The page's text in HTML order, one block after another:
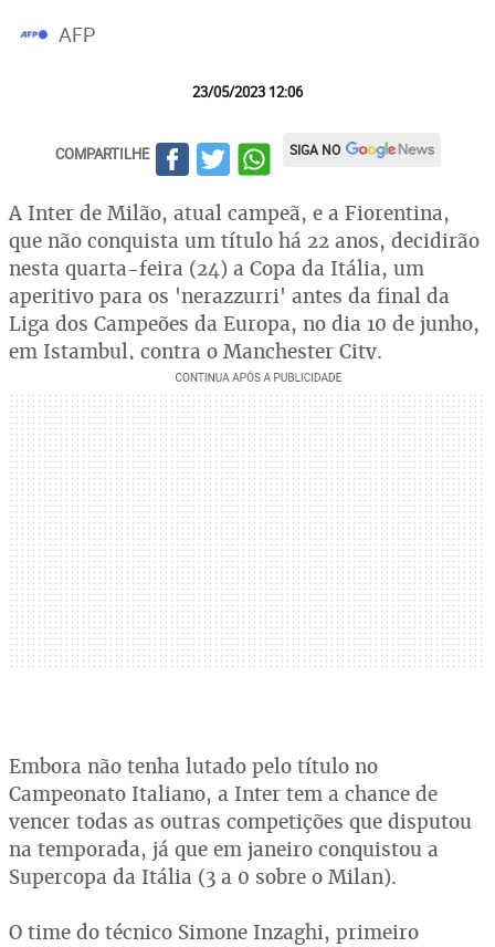
AFP
23/05/2023 12:06
COMPARTILHE SIGA NO
A Inter de Milão, atual campeã, e a Fiorentina,
que não conquista um título há 22 anos, decidirão
nesta quarta-feira (24) a Copa da Itália, um
aperitivo para os 'nerazzurri' antes da final da
Liga dos Campeões da Europa, no dia 10 de junho,
em Istambul, contra o Manchester City.
Embora não tenha lutado pelo título no
Campeonato Italiano, a Inter tem a chance de
vencer todas as outras competições que disputou
na temporada, já que em janeiro conquistou a
Supercopa da Itália (3 a 0 sobre o Milan).
O time do técnico Simone Inzaghi, primeiro